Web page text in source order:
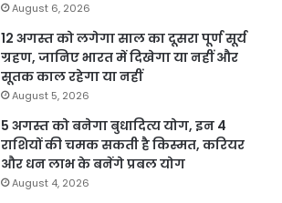
August 6, 2026
12 अगस्त को लगेगा साल का दूसरा पूर्ण सूर्य
ग्रहण, जानिए भारत में दिखेगा या नहीं और
सूतक काल रहेगा या नहीं
August 5, 2026
5 अगस्त को बनेगा बुधादित्य योग, इन 4
राशियों की चमक सकती है किस्मत, करियर
और धन लाभ के बनेंगे प्रबल योग
August 4, 2026